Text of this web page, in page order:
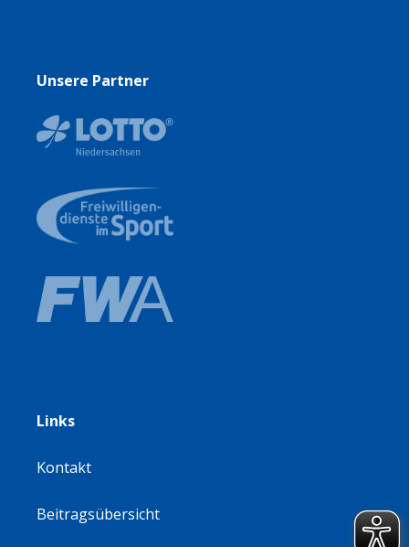
Unsere Partner
Links
Kontakt
Beitragsübersicht